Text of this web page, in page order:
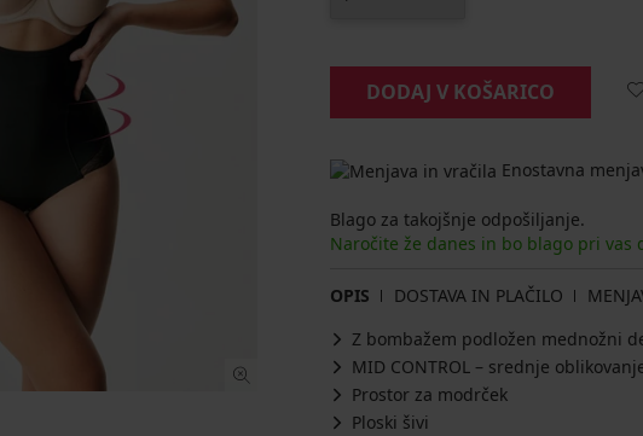
DODAJ V KOŠARICO
Enostavna
Blago za takojšnje odpošiljanje.
Naročite že danes in bo blago pri vas
OPIS DOSTAVA IN PLAČILO
Z bombažem podložen mednožni
MID CONTROL – srednje
Prostor za modrček
Ploski šivi